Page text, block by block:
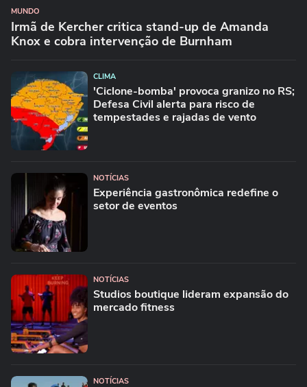
MUNDO
Irmã de Kercher critica stand-up de Amanda
Knox e cobra intervenção de Burnham
CLIMA
'Ciclone-bomba' provoca granizo no RS;
Defesa Civil alerta para risco de
tempestades e rajadas de vento
NOTÍCIAS
Experiência gastronômica redefine o
setor de eventos
NOTÍCIAS
Studios boutique lideram expansão do
mercado fitness
NOTÍCIAS